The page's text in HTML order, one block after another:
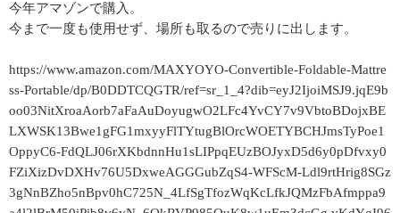
今年アマゾンで購入。
今まで一度も使用せず、場所も取るので売りに出します。
https://www.amazon.com/MAXYOYO-Convertible-Foldable-Mattre
ss-Portable/dp/B0DDTCQGTR/ref=sr_1_4?dib=eyJ2IjoiMSJ9.jqE9b
oo03NitXroaAorb7aFaAuDoyugwO2LFc4YvCY7v9VbtoBDojxBE
LXWSK13Bwe1gFG1mxyyFlTYtugBlOrcWOETYBCHJmsTyPoe1
OppyC6-FdQLJ06rXKbdnnHu1sLIPpqEUzBOJyxD5d6y0pDfvxy0
FZiXizDvDXHv76U5DxweAGGGubZqS4-WFScM-Ldl9rtHrig8SGz
3gNnBZho5nBpv0hC725N_4LfSgTfozWqKcLfkJQMzFbAfmppa9